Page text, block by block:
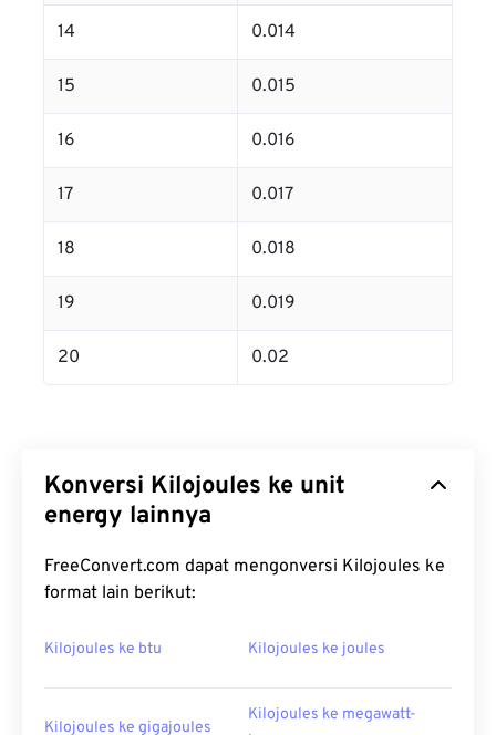
14 0.014
15 0.015
16 0.016
17 0.017
18 0.018
19 0.019
20 0.02
Konversi Kilojoules ke unit
energy lainnya
FreeConvert.com dapat mengonversi Kilojoules ke
format lain berikut:
Kilojoules ke btu Kilojoules ke joules
Kilojoules ke gigajoules
Kilojoules ke megawatt-